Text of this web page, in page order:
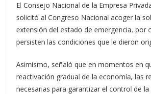
El Consejo Nacional de la Empresa
solicitó al Congreso Nacional acoger la
extensión del estado de emergencia, por
persisten las condiciones que le dieron
Asimismo, señaló que en momentos en
reactivación gradual de la economía, las
necesarias para garantizar el control de la